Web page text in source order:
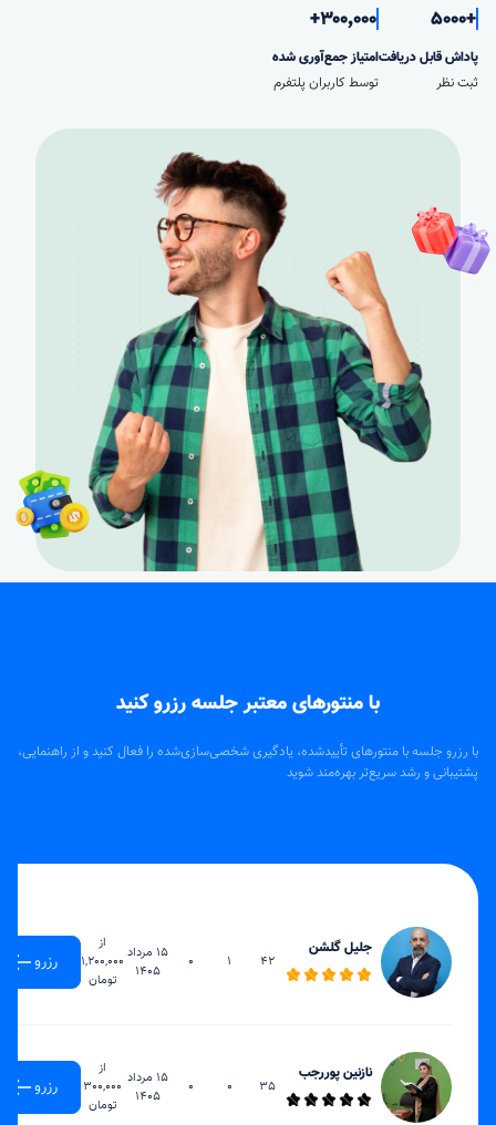
+5000
پاداش قابل دریافت
ثبت نظر
۳۰۰٬۰۰۰+
امتیاز جمع‌آوری شده
توسط کاربران پلتفرم
با منتورهای معتبر جلسه رزرو کنید
با رزرو جلسه با منتورهای تأییدشده، یادگیری شخصی‌سازی‌شده را فعال کنید و از راهنمایی،
پشتیبانی و رشد سریع‌تر بهره‌مند شوید
جلیل گلشن
42
1
0
15 مرداد
1405
از
1,200,000
تومان
رزرو
نازنین پوررجب
35
0
0
15 مرداد
1405
از
300,000
تومان
رزرو